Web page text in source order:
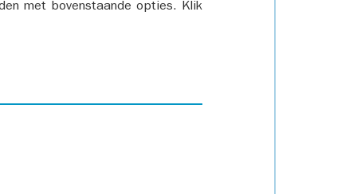
met bovenstaande opties. Klik